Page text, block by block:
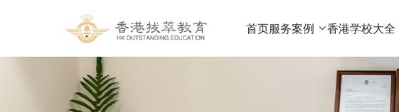
首页服务案例 香港学校大全